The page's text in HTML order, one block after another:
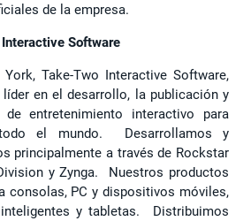
de la empresa.
Software
Take-Two Interactive Software,
en el desarrollo, la publicación y
de entretenimiento interactivo para
el mundo. Desarrollamos y
principalmente a través de Rockstar
y Zynga. Nuestros productos
consolas, PC y dispositivos móviles,
y tabletas. Distribuimos